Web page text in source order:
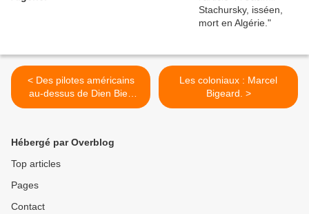
< Des pilotes américains
au-dessus de Dien Bien
Phu, par le général Ichac.
Les coloniaux : Marcel
Bigeard. >
Hébergé par Overblog
Top articles
Pages
Contact